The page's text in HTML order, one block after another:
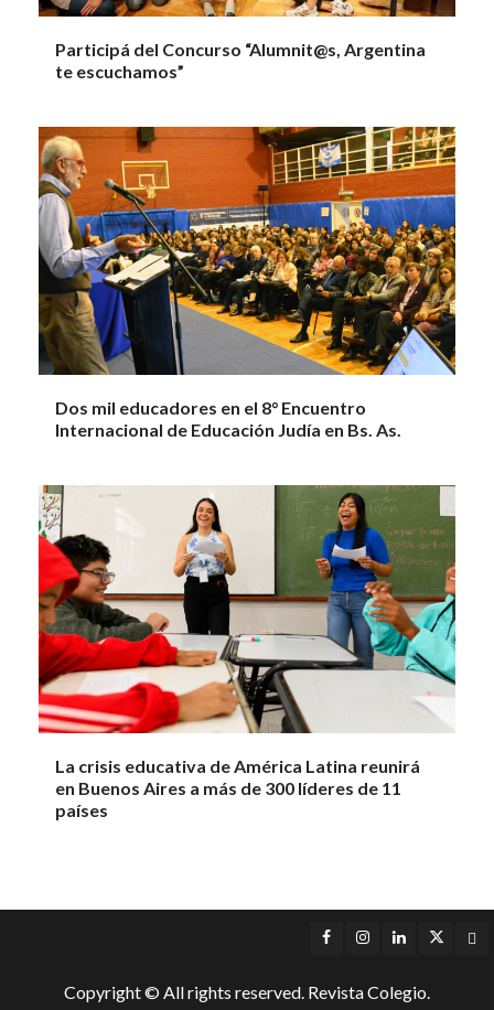
Participá del Concurso “Alumnit@s, Argentina
te escuchamos”
Dos mil educadores en el 8° Encuentro
Internacional de Educación Judía en Bs. As.
La crisis educativa de América Latina reunirá
en Buenos Aires a más de 300 líderes de 11
países
Facebook
Instagram
LinkedInTwitter
Copyright © All rights reserved. Revista Colegio.